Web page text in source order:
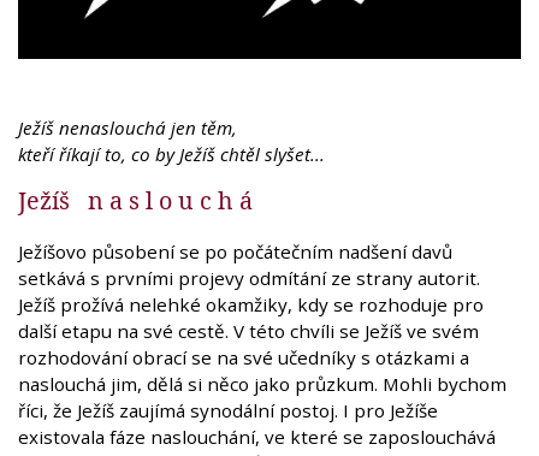
Ježíš nenaslouchá jen těm,
kteří říkají to, co by Ježíš chtěl slyšet...
Ježíš n a s l o u c h á
Ježíšovo působení se po počátečním nadšení davů
setkává s prvními projevy odmítání ze strany autorit.
Ježíš prožívá nelehké okamžiky, kdy se rozhoduje pro
další etapu na své cestě. V této chvíli se Ježíš ve svém
rozhodování obrací se na své učedníky s otázkami a
naslouchá jim, dělá si něco jako průzkum. Mohli bychom
říci, že Ježíš zaujímá synodální postoj. I pro Ježíše
existovala fáze naslouchání, ve které se zaposlouchává